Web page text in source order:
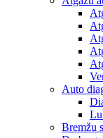
Auto
Bremžu